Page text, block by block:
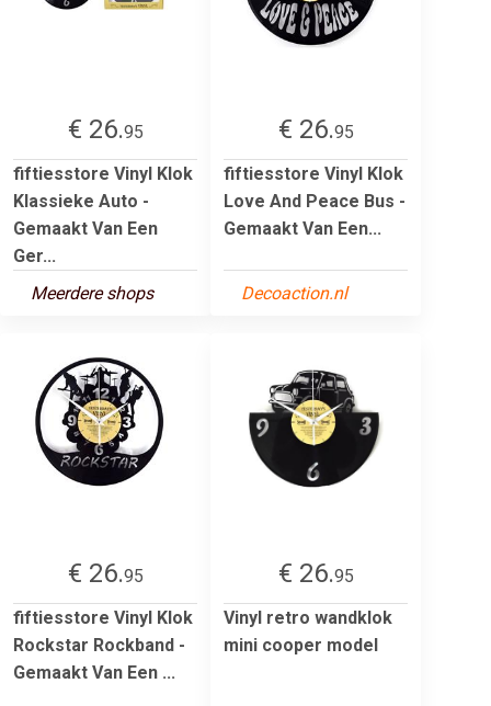
€ 26.95
fiftiesstore Vinyl Klok
Klassieke Auto -
Gemaakt Van Een
Ger...
Meerdere shops
€ 26.95
fiftiesstore Vinyl Klok
Love And Peace Bus -
Gemaakt Van Een...
Decoaction.nl
€ 26.95
fiftiesstore Vinyl Klok
Rockstar Rockband -
Gemaakt Van Een ...
€ 26.95
Vinyl retro wandklok
mini cooper model